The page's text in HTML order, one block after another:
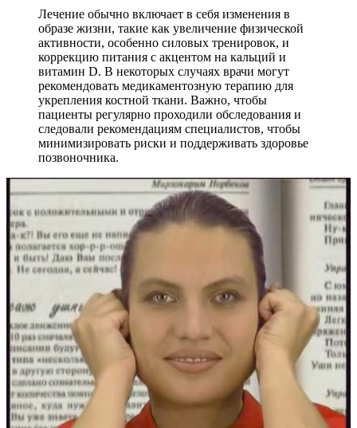
Лечение обычно включает в себя изменения в
образе жизни, такие как увеличение физической
активности, особенно силовых тренировок, и
коррекцию питания с акцентом на кальций и
витамин D. В некоторых случаях врачи могут
рекомендовать медикаментозную терапию для
укрепления костной ткани. Важно, чтобы
пациенты регулярно проходили обследования и
следовали рекомендациям специалистов, чтобы
минимизировать риски и поддерживать здоровье
позвоночника.